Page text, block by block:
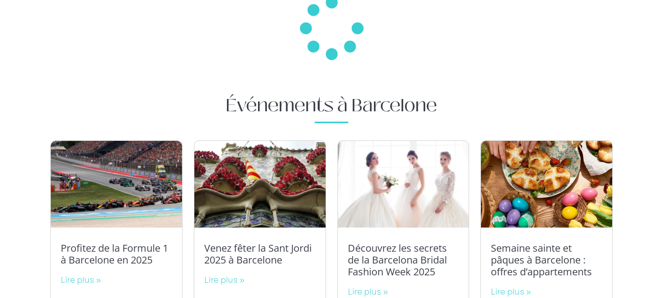
Événements à Barcelone
Profitez de la Formule 1
à Barcelone en 2025
Lire plus »
Venez fêter la Sant Jordi
2025 à Barcelone
Lire plus »
Découvrez les secrets
de la Barcelona Bridal
Fashion Week 2025
Lire plus »
Semaine sainte et
pâques à Barcelone :
offres d’appartements
Lire plus »